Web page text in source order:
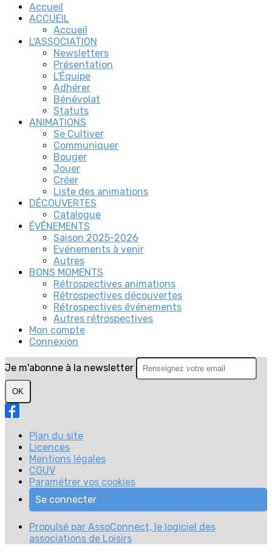
Accueil
ACCUEIL
Accueil
L'ASSOCIATION
Newsletters
Présentation
L'Équipe
Adhérer
Bénévolat
Statuts
ANIMATIONS
Se Cultiver
Communiquer
Bouger
Jouer
Créer
Liste des animations
DÉCOUVERTES
Catalogue
ÉVÉNEMENTS
Saison 2025-2026
Evénements à venir
Autres
BONS MOMENTS
Rétrospectives animations
Rétrospectives découvertes
Rétrospectives événements
Autres rétrospectives
Mon compte
Connexion
Je m'abonne à la newsletter
OK
Plan du site
Licences
Mentions légales
CGUV
Paramétrer vos cookies
Se connecter
Propulsé par AssoConnect, le logiciel des
associations de Loisirs